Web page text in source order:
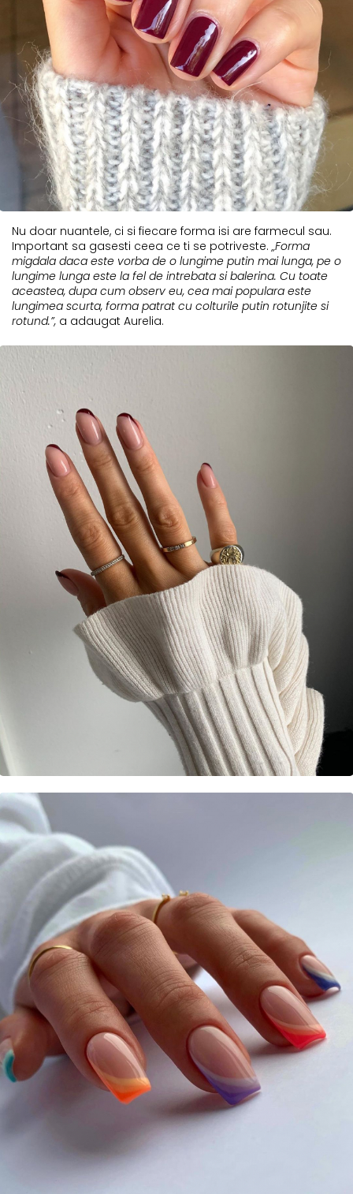
Nu doar nuantele, ci si fiecare forma isi are farmecul sau.
Important sa gasesti ceea ce ti se potriveste. „Forma
migdala daca este vorba de o lungime putin mai lunga, pe o
lungime lunga este la fel de intrebata si balerina. Cu toate
aceastea, dupa cum observ eu, cea mai populara este
lungimea scurta, forma patrat cu colturile putin rotunjite si
rotund.”, a adaugat Aurelia.